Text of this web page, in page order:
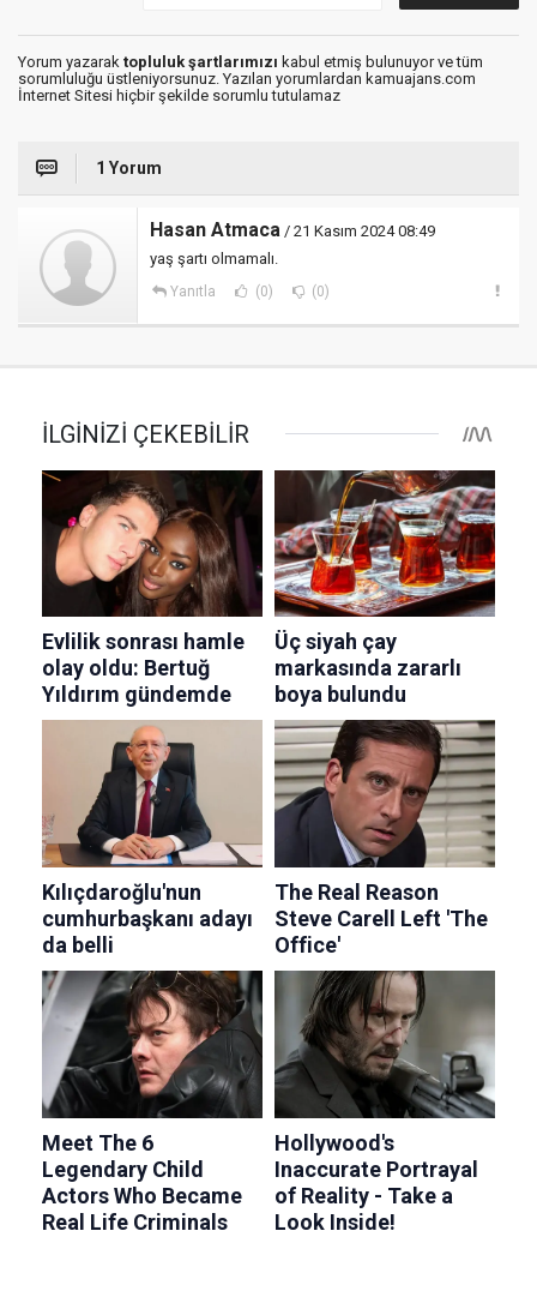
Yorum yazarak topluluk şartlarımızı kabul etmiş bulunuyor ve tüm
sorumluluğu üstleniyorsunuz. Yazılan yorumlardan kamuajans.com
İnternet Sitesi hiçbir şekilde sorumlu tutulamaz
1 Yorum
Hasan Atmaca / 21 Kasım 2024 08:49
yaş şartı olmamalı.
Yanıtla (0) (0)